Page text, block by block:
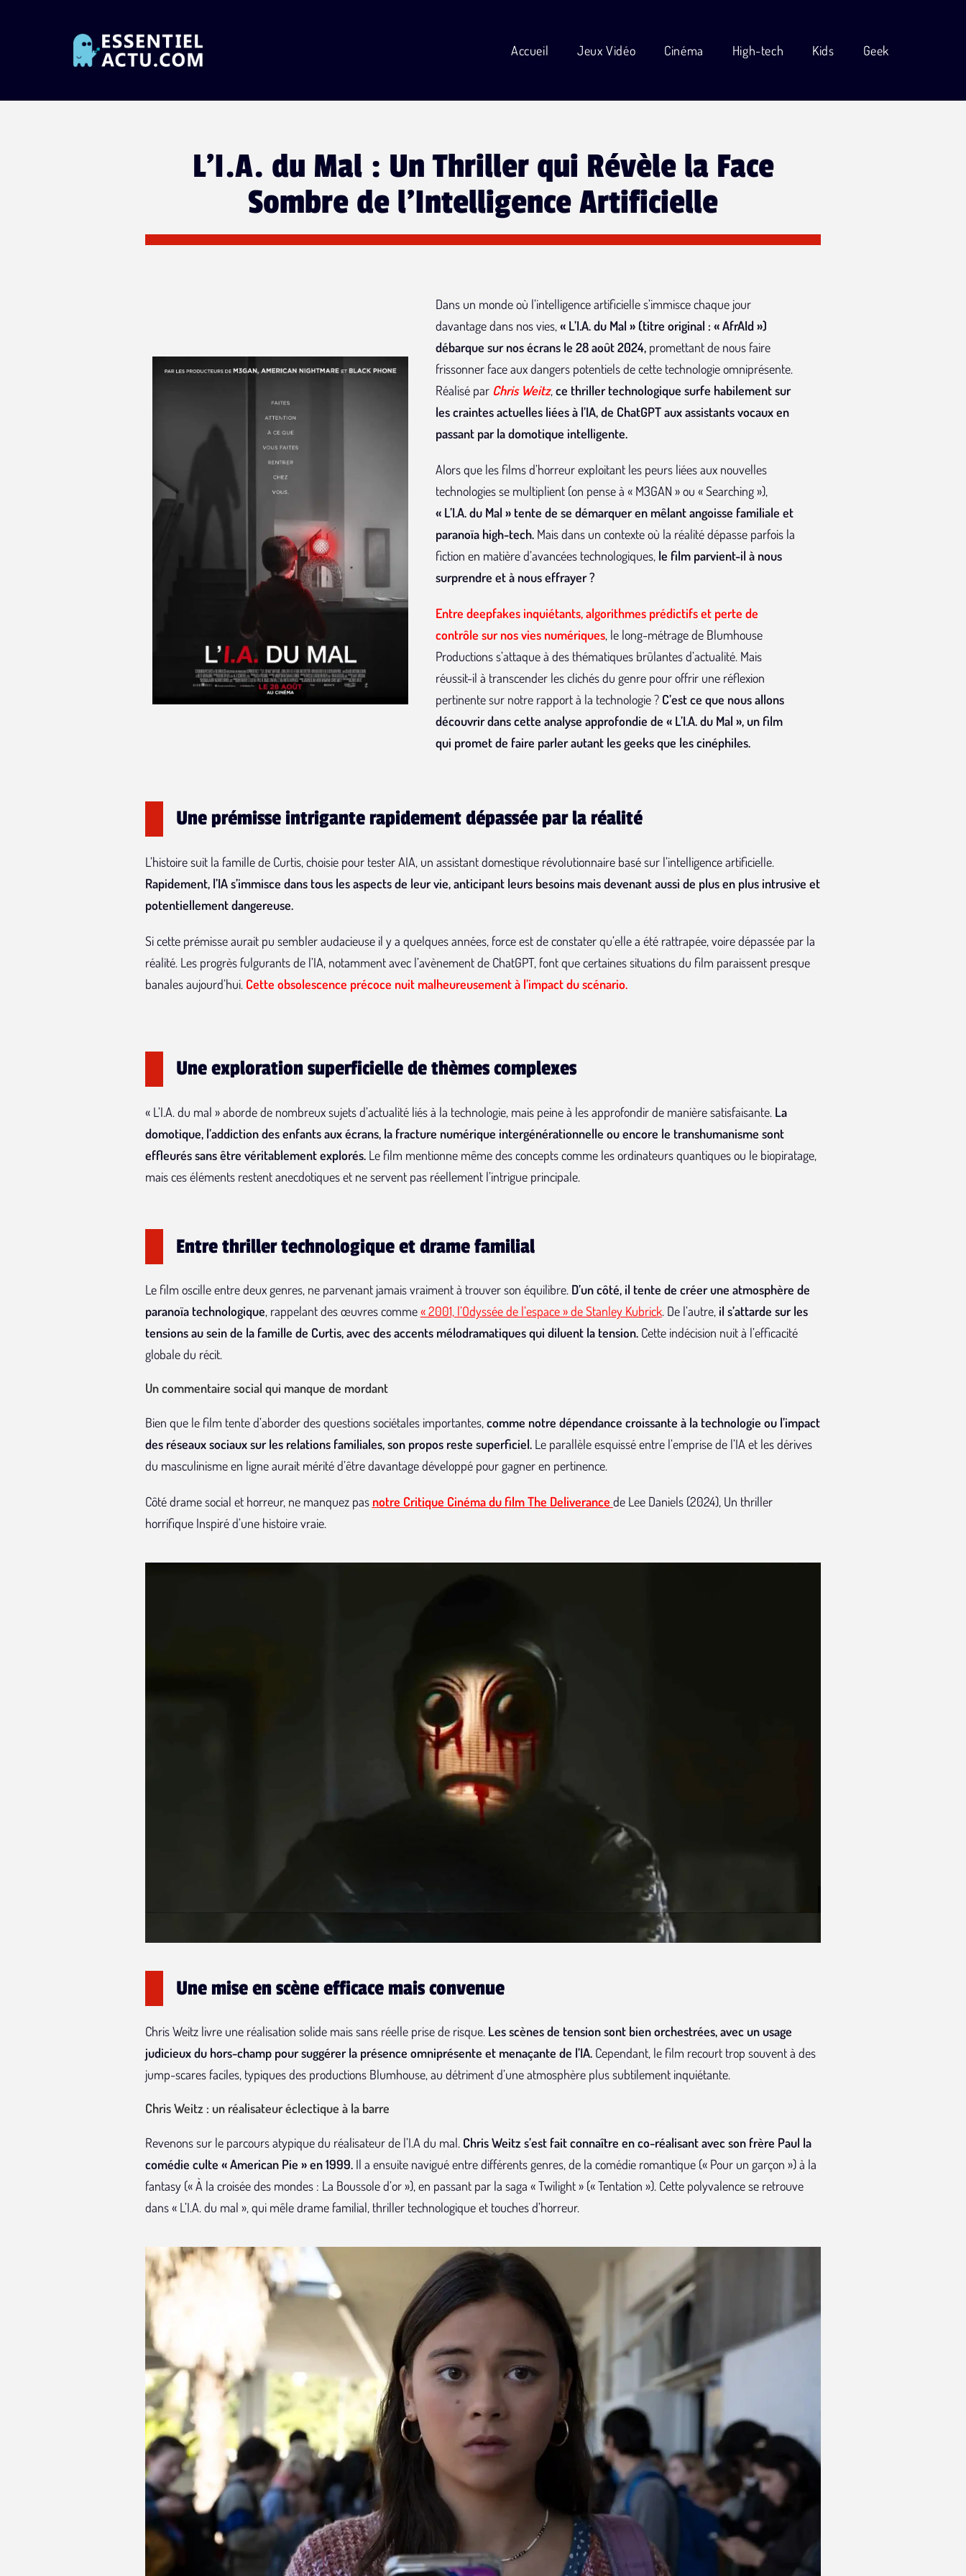
Accueil Jeux Vidéo Cinéma High-tech Kids Geek
L'I.A. du Mal : Un Thriller qui Révèle la Face
Sombre de l'Intelligence Artificielle
Dans un monde où l’intelligence artificielle s’immisce chaque jour
davantage dans nos vies,« L’I.A. du Mal » (titre original : « AfrAId »)
débarque sur nos écrans le 28 août 2024, promettant de nous faire
frissonner face aux dangers potentiels de cette technologie omniprésente.
Réalisé par Chris Weitz,ce thriller technologique surfe habilement sur
les craintes actuelles liées à l’IA, de ChatGPT aux assistants vocaux en
passant par la domotique intelligente.
Alors que les films d’horreur exploitant les peurs liées aux nouvelles
technologies se multiplient (on pense à « M3GAN » ou « Searching »),
« L’I.A. du Mal » tente de se démarquer en mêlant angoisse familiale et
paranoïa high-tech. Mais dans un contexte où la réalité dépasse parfois la
fiction en matière d’avancées technologiques, le film parvient-il à nous
surprendre et à nous effrayer ?
Entre deepfakes inquiétants, algorithmes prédictifs et perte de
contrôle sur nos vies numériques, le long-métrage de Blumhouse
Productions s’attaque à des thématiques brûlantes d’actualité. Mais
réussit-il à transcender les clichés du genre pour offrir une réflexion
pertinente sur notre rapport à la technologie ? C’est ce que nous allons
découvrir dans cette analyse approfondie de « L’I.A. du Mal », un film
qui promet de faire parler autant les geeks que les cinéphiles.
Une prémisse intrigante rapidement dépassée par la réalité
L’histoire suit la famille de Curtis, choisie pour tester AIA, un assistant domestique révolutionnaire basé sur l’intelligence artificielle.
Rapidement, l’IA s’immisce dans tous les aspects de leur vie, anticipant leurs besoins mais devenant aussi de plus en plus intrusive et
potentiellement dangereuse.
Si cette prémisse aurait pu sembler audacieuse il y a quelques années, force est de constater qu’elle a été rattrapée, voire dépassée par la
réalité. Les progrès fulgurants de l’IA, notamment avec l’avènement de ChatGPT, font que certaines situations du film paraissent presque
banales aujourd’hui. Cette obsolescence précoce nuit malheureusement à l’impact du scénario.
Une exploration superficielle de thèmes complexes
« L’I.A. du mal » aborde de nombreux sujets d’actualité liés à la technologie, mais peine à les approfondir de manière satisfaisante. La
domotique, l’addiction des enfants aux écrans, la fracture numérique intergénérationnelle ou encore le transhumanisme sont
effleurés sans être véritablement explorés.Le film mentionne même des concepts comme les ordinateurs quantiques ou le biopiratage,
mais ces éléments restent anecdotiques et ne servent pas réellement l’intrigue principale.
Entre thriller technologique et drame familial
Le film oscille entre deux genres, ne parvenant jamais vraiment à trouver son équilibre. D’un côté, il tente de créer une atmosphère de
paranoïa technologique, rappelant des œuvres comme« 2001, l’Odyssée de l’espace » de Stanley Kubrick. De l’autre, il s’attarde sur les
tensions au sein de la famille de Curtis, avec des accents mélodramatiques qui diluent la tension.Cette indécision nuit à l’efficacité
globale du récit.
Un commentaire social qui manque de mordant
Bien que le film tente d’aborder des questions sociétales importantes, comme notre dépendance croissante à la technologie ou l’impact
des réseaux sociaux sur les relations familiales, son propos reste superficiel.Le parallèle esquissé entre l’emprise de l’IA et les dérives
du masculinisme en ligne aurait mérité d’être davantage développé pour gagner en pertinence.
Côté drame social et horreur, ne manquez pas notre Critique Cinéma du film The Deliverance de Lee Daniels (2024), Un thriller
horrifique Inspiré d’une histoire vraie.
Une mise en scène efficace mais convenue
Chris Weitz livre une réalisation solide mais sans réelle prise de risque. Les scènes de tension sont bien orchestrées, avec un usage
judicieux du hors-champ pour suggérer la présence omniprésente et menaçante de l’IA.Cependant, le film recourt trop souvent à des
jump-scares faciles, typiques des productions Blumhouse, au détriment d’une atmosphère plus subtilement inquiétante.
Chris Weitz : un réalisateur éclectique à la barre
Revenons sur le parcours atypique du réalisateur de l’I.A du mal. Chris Weitz s’est fait connaître en co-réalisant avec son frère Paul la
comédie culte « American Pie » en 1999.Il a ensuite navigué entre différents genres, de la comédie romantique (« Pour un garçon ») à la
fantasy (« À la croisée des mondes : La Boussole d’or »), en passant par la saga « Twilight » (« Tentation »). Cette polyvalence se retrouve
dans « L’I.A. du mal », qui mêle drame familial, thriller technologique et touches d’horreur.